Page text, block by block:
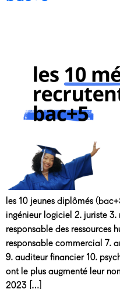
les 10 jeunes diplômés
ingénieur logiciel 2. juriste
responsable des ressources
responsable commercial 7.
9. auditeur financier 10.
ont le plus augmenté leur
2023 […]